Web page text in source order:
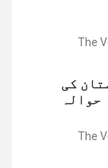
The
کی
حوالہ
The